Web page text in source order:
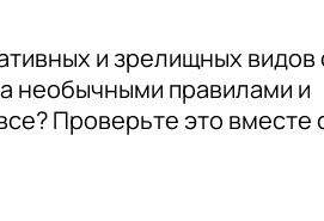
и зрелищных видов
необычными правилами и
Проверьте это вместе